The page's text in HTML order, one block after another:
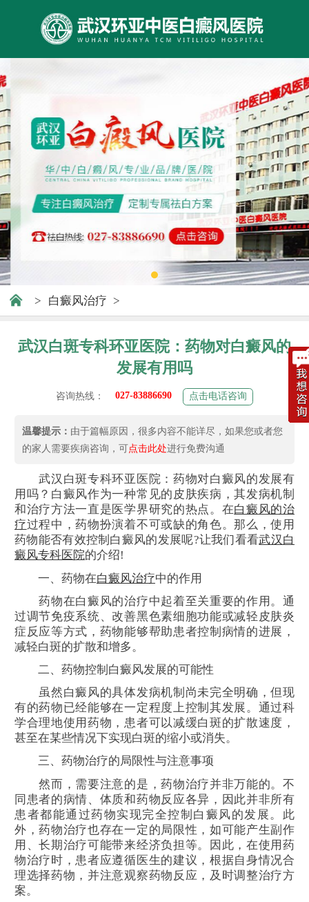
> 白癜风治疗 >
武汉白斑专科环亚医院：药物对白癜风的
发展有用吗
咨询热线： 027-83886690 点击电话咨询
温馨提示： 由于篇幅原因，很多内容不能详尽，如果您或者您
的家人需要疾病咨询，可点击此处进行免费沟通
武汉白斑专科环亚医院：药物对白癜风的发展有
用吗？白癜风作为一种常见的皮肤疾病，其发病机制
和治疗方法一直是医学界研究的热点。在白癜风的治
疗过程中，药物扮演着不可或缺的角色。那么，使用
药物能否有效控制白癜风的发展呢?让我们看看武汉白
癜风专科医院的介绍!
一、药物在白癜风治疗中的作用
药物在白癜风的治疗中起着至关重要的作用。通
过调节免疫系统、改善黑色素细胞功能或减轻皮肤炎
症反应等方式，药物能够帮助患者控制病情的进展，
减轻白斑的扩散和增多。
二、药物控制白癜风发展的可能性
虽然白癜风的具体发病机制尚未完全明确，但现
有的药物已经能够在一定程度上控制其发展。通过科
学合理地使用药物，患者可以减缓白斑的扩散速度，
甚至在某些情况下实现白斑的缩小或消失。
三、药物治疗的局限性与注意事项
然而，需要注意的是，药物治疗并非万能的。不
同患者的病情、体质和药物反应各异，因此并非所有
患者都能通过药物实现完全控制白癜风的发展。此
外，药物治疗也存在一定的局限性，如可能产生副作
用、长期治疗可能带来经济负担等。因此，在使用药
物治疗时，患者应遵循医生的建议，根据自身情况合
理选择药物，并注意观察药物反应，及时调整治疗方
案。